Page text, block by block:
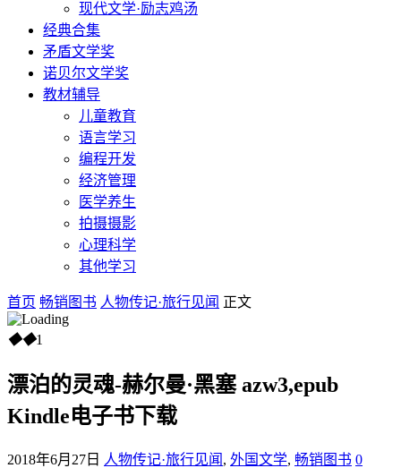
现代文学·励志鸡汤
经典合集
矛盾文学奖
诺贝尔文学奖
教材辅导
儿童教育
语言学习
编程开发
经济管理
医学养生
拍摄摄影
心理科学
其他学习
首页 畅销图书 人物传记·旅行见闻 正文
◆◆1
漂泊的灵魂-赫尔曼·黑塞 azw3,epub
Kindle电子书下载
2018年6月27日 人物传记·旅行见闻 , 外国文学, 畅销图书 0